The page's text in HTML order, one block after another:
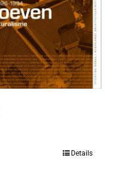
Details